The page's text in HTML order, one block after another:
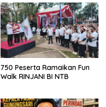
750 Peserta Ramaikan Fun
Walk RINJANI BI NTB